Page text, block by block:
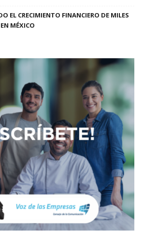
EL CRECIMIENTO FINANCIERO DE MILES
MÉXICO